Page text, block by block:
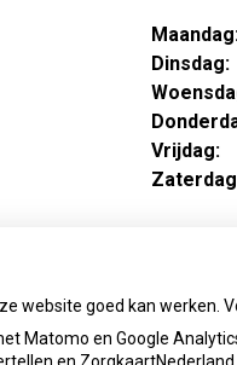
Dinsdag:
Vrijdag:
website goed kan werken.
Matomo en Google